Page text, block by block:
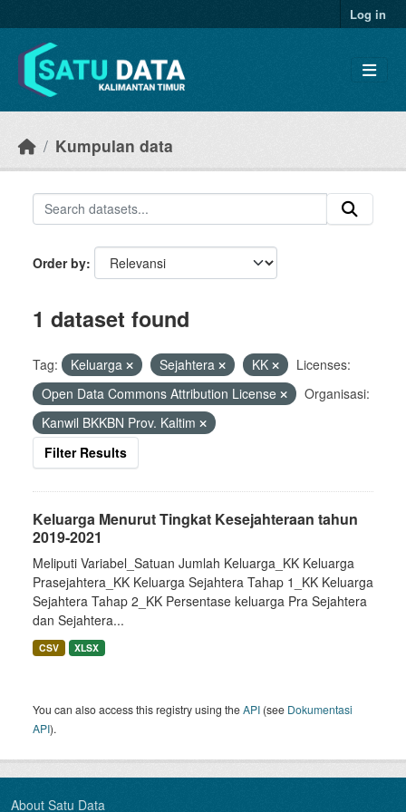
Log in
Kumpulan data
Order by
1 dataset found
Tag: Keluarga Sejahtera KK
Licenses:
Open Data Commons Attribution License
Organisasi:
Kanwil BKKBN Prov. Kaltim
Filter Results
Keluarga Menurut Tingkat Kesejahteraan tahun
2019-2021
Meliputi Variabel_Satuan Jumlah Keluarga_KK Keluarga
Prasejahtera_KK Keluarga Sejahtera Tahap 1_KK Keluarga
Sejahtera Tahap 2_KK Persentase keluarga Pra Sejahtera
dan Sejahtera...
CSV XLSX
You can also access this registry using theAPI (see Dokumentasi
API).
About Satu Data